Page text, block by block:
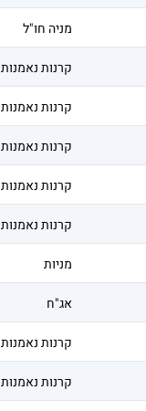
מניה חו"ל
קרנות נאמנות
קרנות נאמנות
קרנות נאמנות
קרנות נאמנות
קרנות נאמנות
מניות
אג"ח
קרנות נאמנות
קרנות נאמנות